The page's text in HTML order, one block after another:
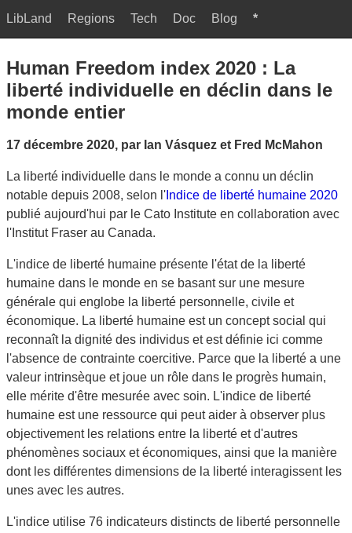
LibLand Regions Tech Doc Blog *
Human Freedom index 2020 : La
liberté individuelle en déclin dans le
monde entier
17 décembre 2020, par Ian Vásquez et Fred McMahon
La liberté individuelle dans le monde a connu un déclin
notable depuis 2008, selon l' Indice de liberté humaine 2020
publié aujourd'hui par le Cato Institute en collaboration avec
l'Institut Fraser au Canada.
L'indice de liberté humaine présente l'état de la liberté
humaine dans le monde en se basant sur une mesure
générale qui englobe la liberté personnelle, civile et
économique. La liberté humaine est un concept social qui
reconnaît la dignité des individus et est définie ici comme
l'absence de contrainte coercitive. Parce que la liberté a une
valeur intrinsèque et joue un rôle dans le progrès humain,
elle mérite d'être mesurée avec soin. L'indice de liberté
humaine est une ressource qui peut aider à observer plus
objectivement les relations entre la liberté et d'autres
phénomènes sociaux et économiques, ainsi que la manière
dont les différentes dimensions de la liberté interagissent les
unes avec les autres.
L'indice utilise 76 indicateurs distincts de liberté personnelle